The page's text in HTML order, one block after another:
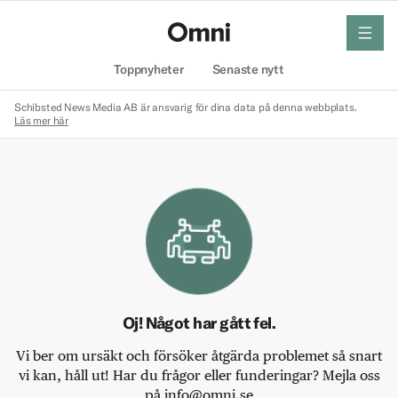
Toppnyheter Senaste nytt
meny
Schibsted News Media AB är ansvarig för dina data på denna webbplats.
Läs mer här
Oj! Något har gått fel.
Vi ber om ursäkt och försöker åtgärda problemet så snart
vi kan, håll ut! Har du frågor eller funderingar? Mejla oss